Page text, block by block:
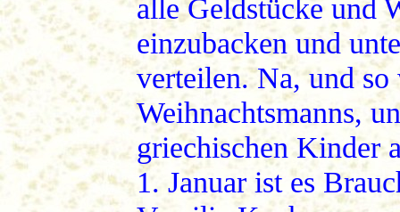
alle Geldstücke und
einzubacken und
verteilen. Na, und so
Weihnachtsmanns,
griechischen Kinder
1. Januar ist es